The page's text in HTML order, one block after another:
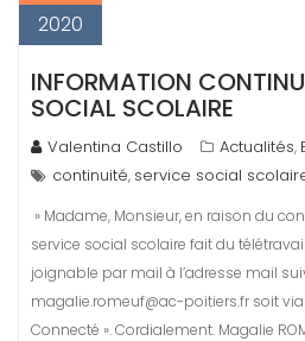
2020
INFORMATION
SOCIAL SCOLAIRE
Valentina Castillo Actualités,
continuité, service social
» Madame, Monsieur, en raison du
service social scolaire fait du
joignable par mail à l’adresse mail
magalie.romeuf@ac-poitiers.fr soit via
Connecté ». Cordialement. Magalie